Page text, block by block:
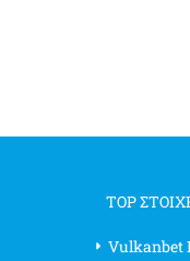
TOP
Vulkanbet